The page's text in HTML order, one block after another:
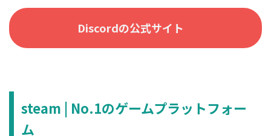
Discordの公式サイト
steam | No.1のゲームプラットフォー
ム